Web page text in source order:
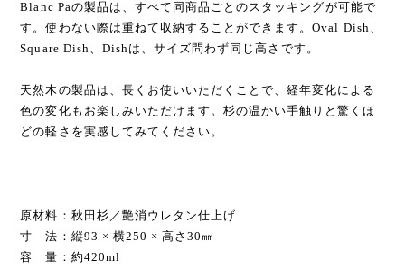
Blanc Paの製品は、すべて同商品ごとのスタッキングが可能で
す。使わない際は重ねて収納することができます。Oval Dish、
Square Dish、Dishは、サイズ問わず同じ高さです。
天然木の製品は、長くお使いいただくことで、経年変化による
色の変化もお楽しみいただけます。杉の温かい手触りと驚くほ
どの軽さを実感してみてください。
原材料：秋田杉／艶消ウレタン仕上げ
寸 法：縦93 × 横250 × 高さ30㎜
容 量：約420ml